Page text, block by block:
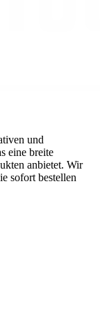
und
eine breite
anbietet. Wir
sofort bestellen